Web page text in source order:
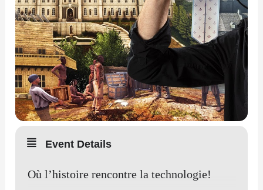
Event Details
Où l’histoire rencontre la technologie!